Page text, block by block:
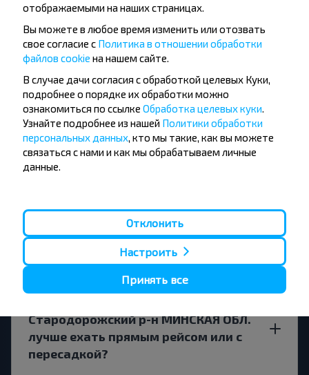
Существуют ли ограничения на
поездки по направлению Гомель-
Новые Дороги, Стародорожский р-н
МИНСКАЯ ОБЛ.?
Стародорожский р-н МИНСКАЯ ОБЛ.?
Стародорожский р-н МИНСКАЯ ОБЛ.
лучше ехать прямым рейсом или с
пересадкой?
отображаемыми на наших страницах.
Вы можете в любое время изменить или отозвать
свое согласие с Политика в отношении обработки
файлов cookie на нашем сайте.
В случае дачи согласия с обработкой целевых Куки,
подробнее о порядке их обработки можно
ознакомиться по ссылке Обработка целевых куки
Узнайте подробнее из нашей Политики обработки
персональных данных , кто мы такие, как вы можете
связаться с нами и как мы обрабатываем личные
данные.
Отклонить
Настроить
Принять все